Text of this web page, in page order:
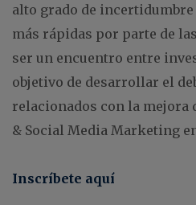
alto grado de incertidumbre
más rápidas por parte de
ser un encuentro entre
objetivo de desarrollar el
relacionados con la mejora
& Social Media Marketing
Inscríbete aquí